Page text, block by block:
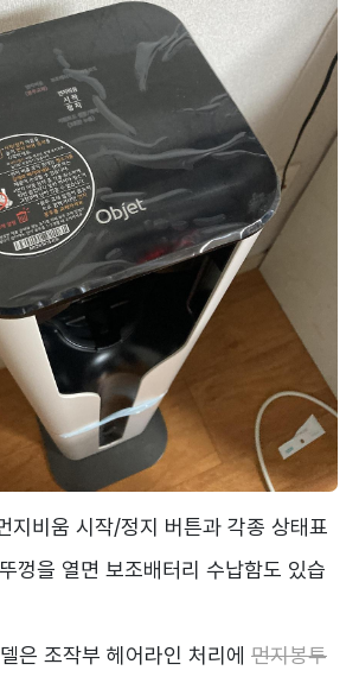
지비움 시작/정지 버튼과 각종 상태표
껑을 열면 보조배터리 수납함도 있습
은 조작부 헤어라인 처리에 먼지봉투